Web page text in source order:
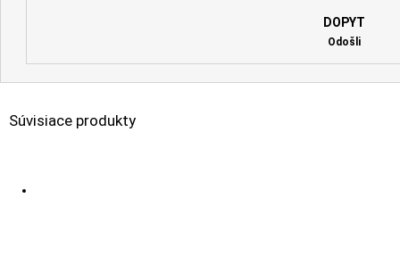
DOPYT
Odošli
Súvisiace produkty